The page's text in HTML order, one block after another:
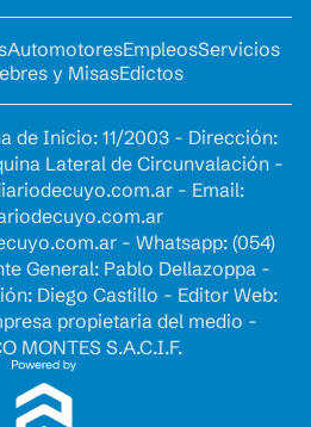
AutomotoresEmpleosServicios
y MisasEdictos
de Inicio: 11/2003 - Dirección:
Lateral de Circunvalación -
- Email:
- Whatsapp: (054)
General: Pablo Dellazoppa -
Diego Castillo - Editor Web:
propietaria del medio -
MONTES S.A.C.I.F.